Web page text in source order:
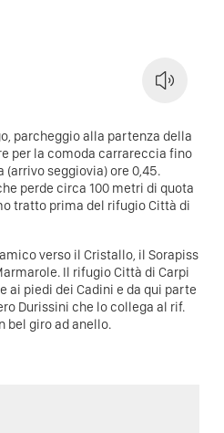
parcheggio alla partenza della
per la comoda carrareccia fino
(arrivo seggiovia) ore 0,45.
perde circa 100 metri di quota
tratto prima del rifugio Città di
verso il Cristallo, il Sorapiss
Il rifugio Città di Carpi
ai piedi dei Cadini e da qui parte
Durissini che lo collega al rif.
bel giro ad anello.